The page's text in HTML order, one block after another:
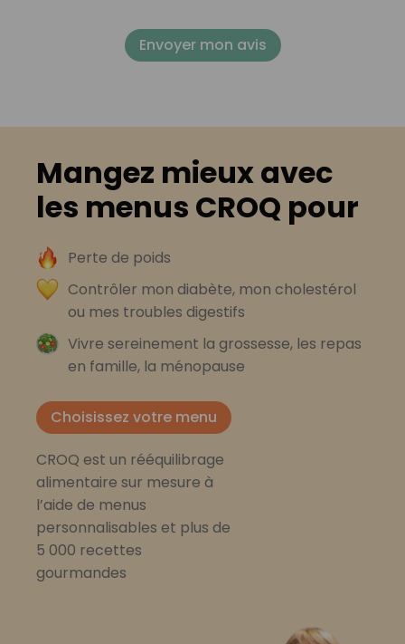
Envoyer mon avis
Mangez mieux avec
les menus CROQ pour
Perte de poids
Contrôler mon diabète, mon cholestérol
ou mes troubles digestifs
Vivre sereinement la grossesse, les repas
en famille, la ménopause
Choisissez votre menu
CROQ est un rééquilibrage
alimentaire sur mesure à
l’aide de menus
personnalisables et plus de
5 000 recettes
gourmandes